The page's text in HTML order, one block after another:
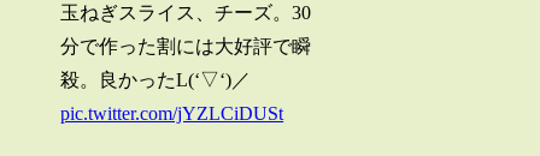
玉ねぎスライス、チーズ。30
分で作った割には大好評で瞬
殺。良かったL(‘▽‘)／
pic.twitter.com/jYZLCiDUSt